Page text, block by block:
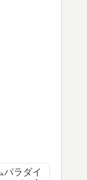
パラダイ